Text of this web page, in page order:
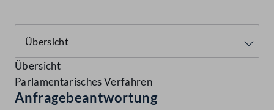
Übersicht
Parlamentarisches Verfahren
Anfragebeantwortung